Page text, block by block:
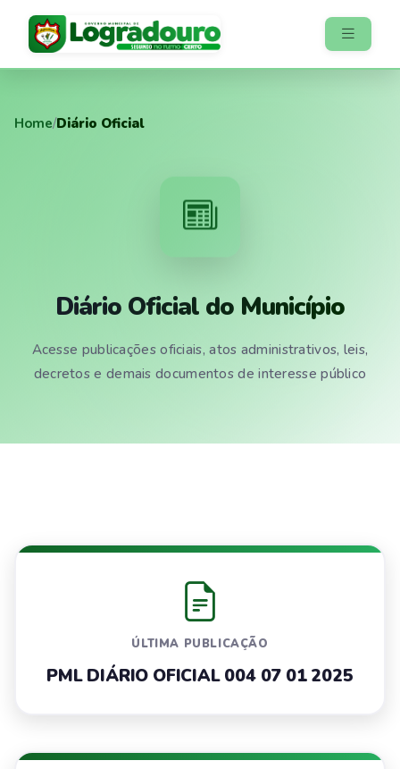
Home/Diário Oficial
Diário Oficial do Município
Acesse publicações oficiais, atos administrativos, leis,
decretos e demais documentos de interesse público
ÚLTIMA PUBLICAÇÃO
PML DIÁRIO OFICIAL 004 07 01 2025